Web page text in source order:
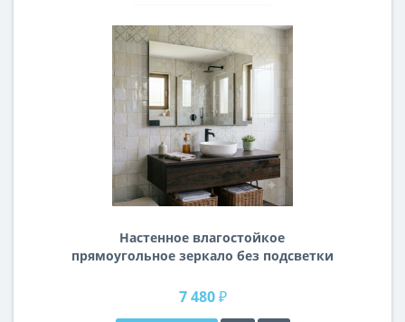
Настенное влагостойкое
прямоугольное зеркало без подсветки
7 480 ₽